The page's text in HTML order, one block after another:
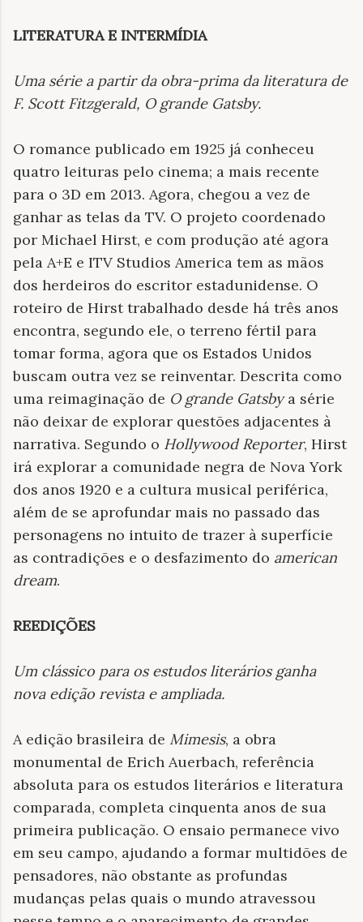
LITERATURA E INTERMÍDIA
Uma série a partir da obra-prima da literatura de
F. Scott Fitzgerald, O grande Gatsby.
O romance publicado em 1925 já conheceu
quatro leituras pelo cinema; a mais recente
para o 3D em 2013. Agora, chegou a vez de
ganhar as telas da TV. O projeto coordenado
por Michael Hirst, e com produção até agora
pela A+E e ITV Studios America tem as mãos
dos herdeiros do escritor estadunidense. O
roteiro de Hirst trabalhado desde há três anos
encontra, segundo ele, o terreno fértil para
tomar forma, agora que os Estados Unidos
buscam outra vez se reinventar. Descrita como
uma reimaginação de O grande Gatsbya série
não deixar de explorar questões adjacentes à
narrativa. Segundo o Hollywood Reporter, Hirst
irá explorar a comunidade negra de Nova York
dos anos 1920 e a cultura musical periférica,
além de se aprofundar mais no passado das
personagens no intuito de trazer à superfície
as contradições e o desfazimento do american
dream.
REEDIÇÕES
Um clássico para os estudos literários ganha
nova edição revista e ampliada.
A edição brasileira de Mimesis, a obra
monumental de Erich Auerbach, referência
absoluta para os estudos literários e literatura
comparada, completa cinquenta anos de sua
primeira publicação. O ensaio permanece vivo
em seu campo, ajudando a formar multidões de
pensadores, não obstante as profundas
mudanças pelas quais o mundo atravessou